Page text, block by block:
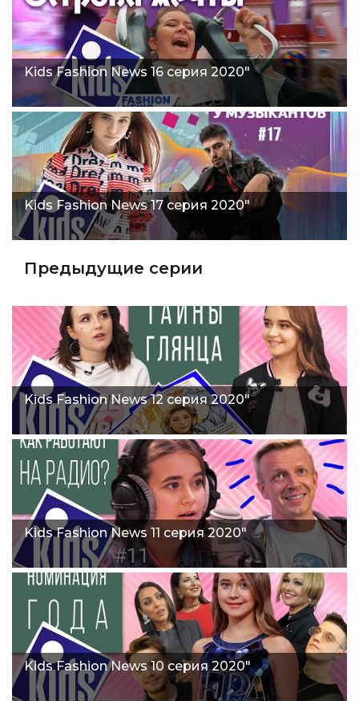
Kids Fashion News 16 серия 2020"
Kids Fashion News 17 серия 2020"
Предыдущие серии
Kids Fashion News 12 серия 2020"
Kids Fashion News 11 серия 2020"
Kids Fashion News 10 серия 2020"